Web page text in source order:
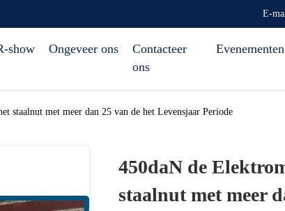
E-
show Ongeveer ons
Contacteer
ons
Evenementen
staalnut met meer dan 25 van de het Levensjaar Periode
450daN de
staalnut met meer